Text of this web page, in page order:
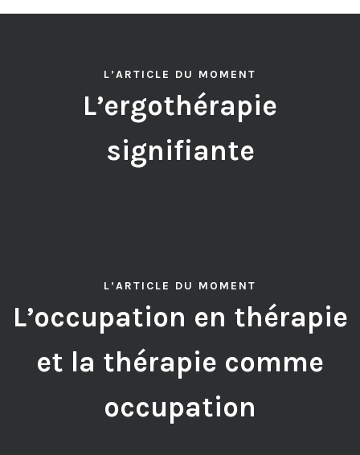
L’ARTICLE DU MOMENT
L’ergothérapie
signifiante
L’ARTICLE DU MOMENT
L’occupation en thérapie
et la thérapie comme
occupation